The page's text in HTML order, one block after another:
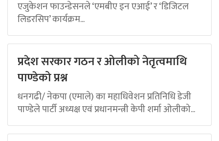
एजुकेशन फाउन्डेसनले ‘एमबीए इन एआई’ र ‘डिजिटल
लिडरसिप’ कार्यक्रम...
प्रदेश सरकार गठन र ओलीको नेतृत्वमाथि
पाण्डेको प्रश्न
धनगढी/ नेकपा (एमाले) का महाधिवेशन प्रतिनिधि डेजी
पाण्डेले पार्टी अध्यक्ष एवं प्रधानमन्त्री केपी शर्मा ओलीको...